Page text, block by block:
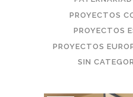
PROYECTOS
PROYECTOS
PROYECTOS
SIN